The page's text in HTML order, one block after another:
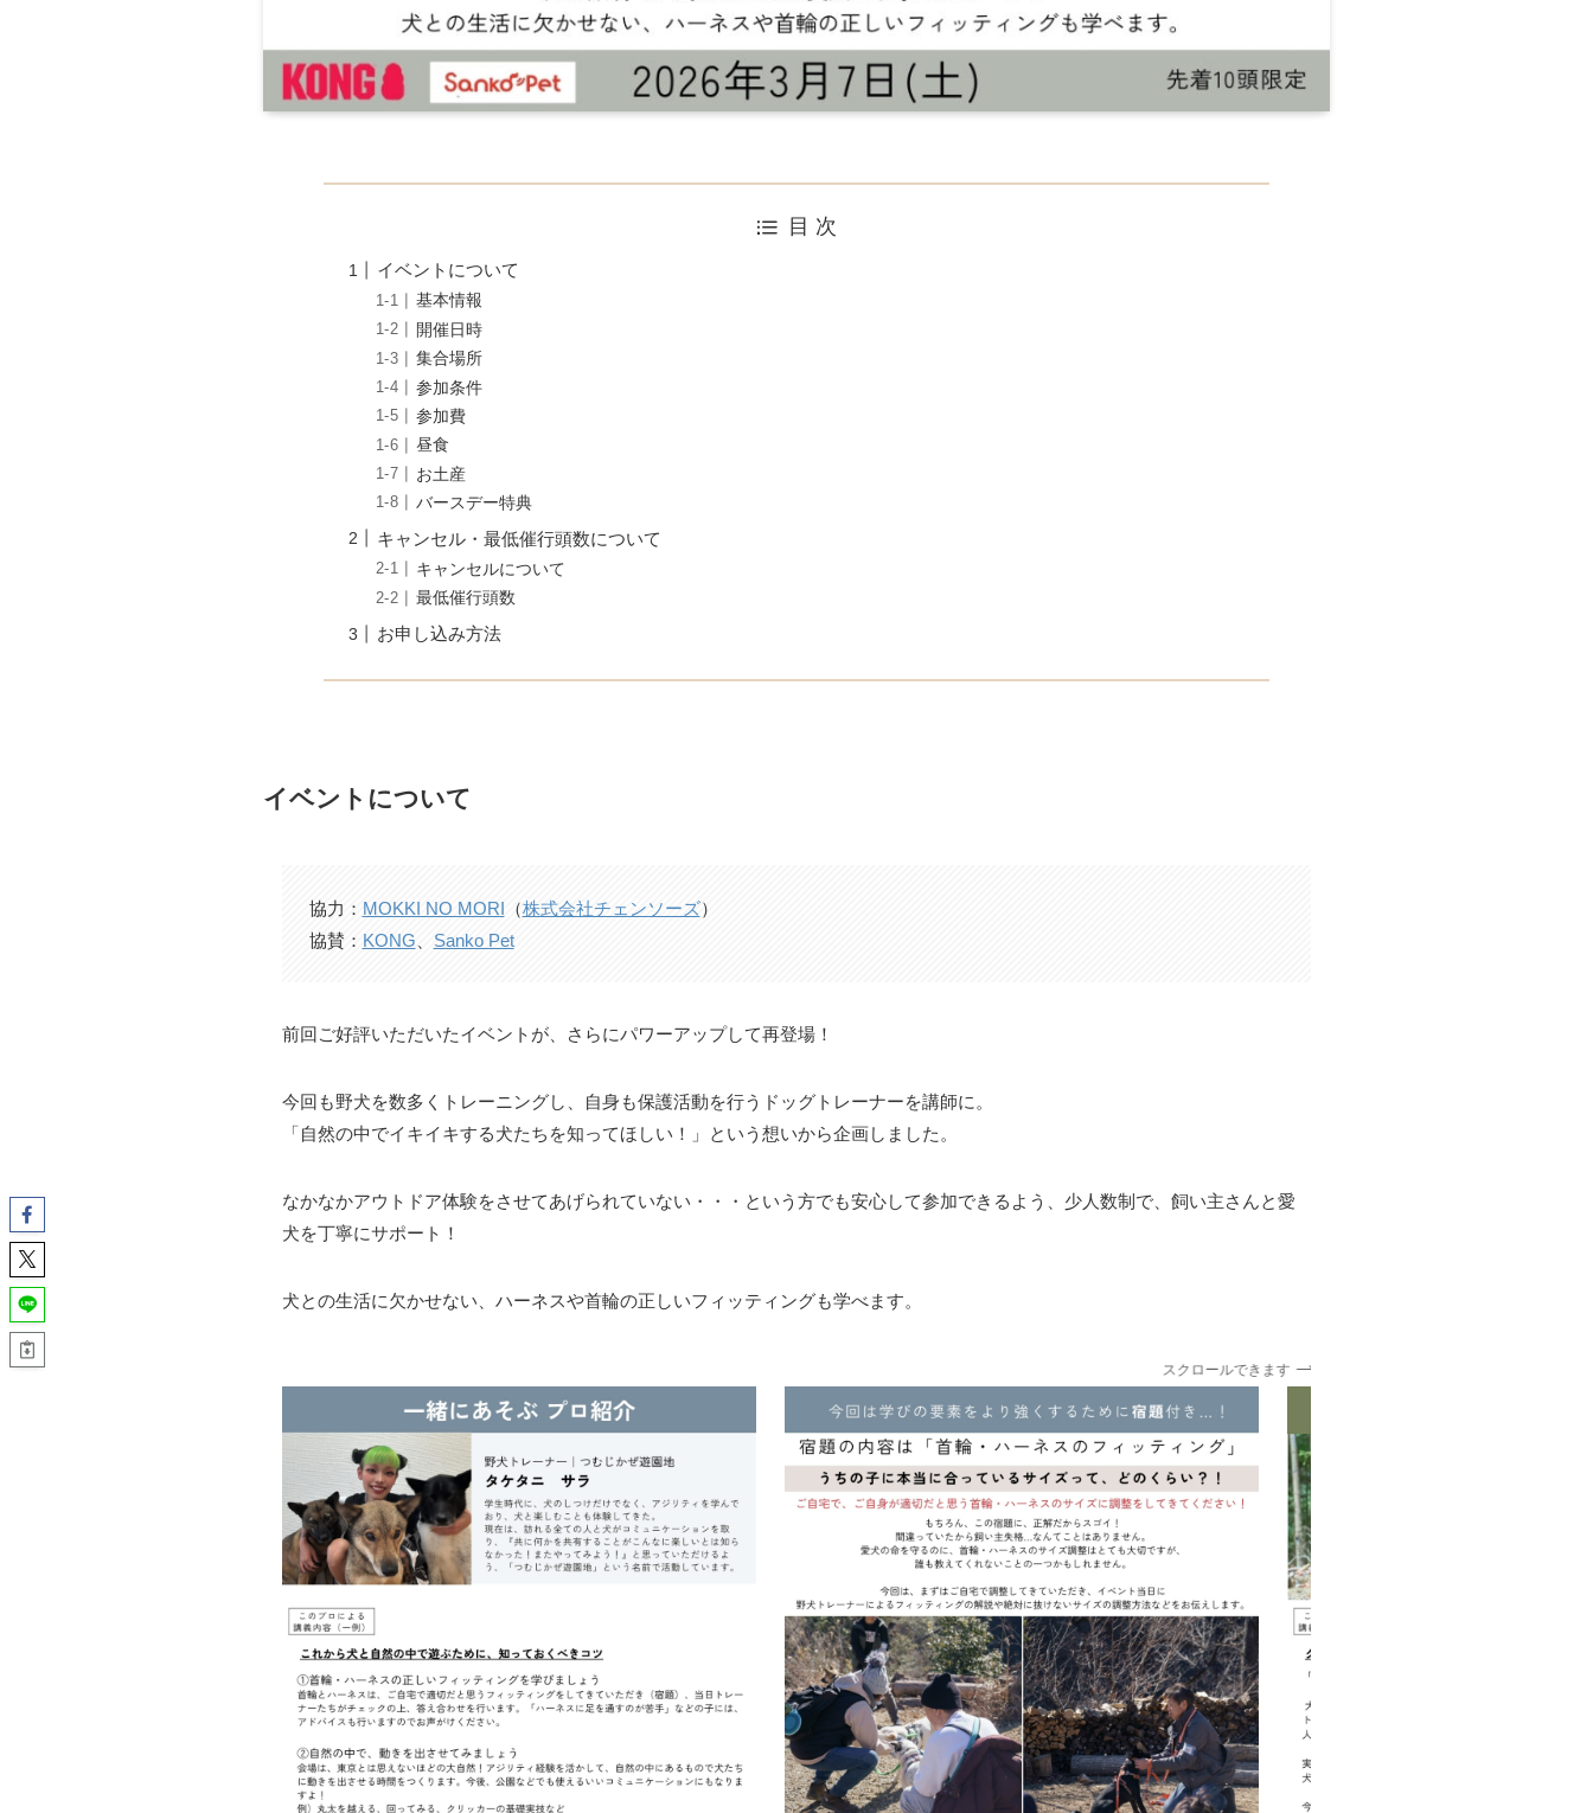
目 次
イベントについて
基本情報
開催日時
集合場所
参加条件
参加費
昼食
お土産
バースデー特典
キャンセル・最低催行頭数について
キャンセルについて
最低催行頭数
お申し込み方法
イベントについて
協力： MOKKI NO MORI （株式会社チェンソーズ）
協賛： KONG Sanko Pet
前回ご好評いただいたイベントが、さらにパワーアップして再登場！
今回も野犬を数多くトレーニングし、自身も保護活動を行うドッグトレーナーを講師に。
「自然の中でイキイキする犬たちを知ってほしい！」という想いから企画しました。
なかなかアウトドア体験をさせてあげられていない・・・という方でも安心して参加できるよう、少人数制で、飼い主さんと愛
犬を丁寧にサポート！
犬との生活に欠かせない、ハーネスや首輪の正しいフィッティングも学べます。
スクロールできます